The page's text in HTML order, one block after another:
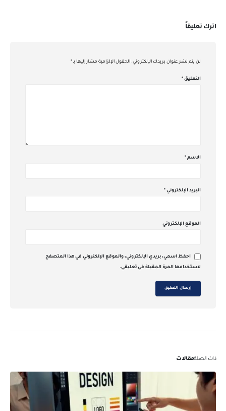
اترك تعليقاً
لن يتم نشر عنوان بريدك الإلكتروني. الحقول الإلزامية مشار إليها بـ *
التعليق *
الاسم *
البريد الإلكتروني *
الموقع الإلكتروني
احفظ اسمي، بريدي الإلكتروني، والموقع الإلكتروني في هذا المتصفح
لاستخدامها المرة المقبلة في تعليقي.
ذات الصلةمقالات